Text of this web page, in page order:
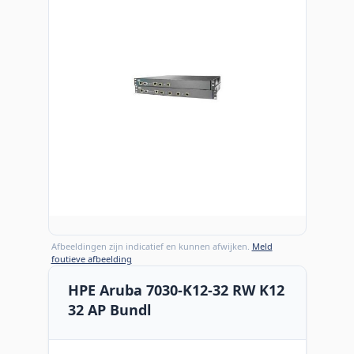
Afbeeldingen zijn indicatief en kunnen afwijken. Meld
foutieve afbeelding
HPE Aruba 7030-K12-32 RW K12
32 AP Bundl